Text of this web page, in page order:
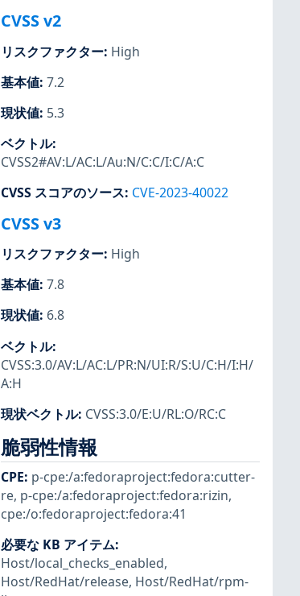
CVSS v2
リスクファクター: High
基本値: 7.2
現状値: 5.3
ベクトル:
CVSS2#AV:L/AC:L/Au:N/C:C/I:C/A:C
CVSS スコアのソース: CVE-2023-40022
CVSS v3
リスクファクター: High
基本値: 7.8
現状値: 6.8
ベクトル:
CVSS:3.0/AV:L/AC:L/PR:N/UI:R/S:U/C:H/I:H/
A:H
現状ベクトル: CVSS:3.0/E:U/RL:O/RC:C
脆弱性情報
CPE: p-cpe:/a:fedoraproject:fedora:cutter-
re, p-cpe:/a:fedoraproject:fedora:rizin,
cpe:/o:fedoraproject:fedora:41
必要な KB アイテム:
Host/local_checks_enabled,
Host/RedHat/release, Host/RedHat/rpm-